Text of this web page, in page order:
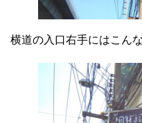
横道の入口右手にはこん